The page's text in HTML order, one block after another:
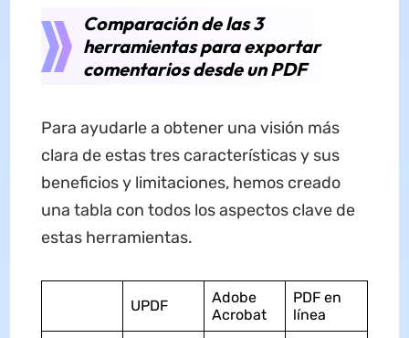
Comparación de las 3
herramientas para exportar
comentarios desde un PDF
Para ayudarle a obtener una visión más
clara de estas tres características y sus
beneficios y limitaciones, hemos creado
una tabla con todos los aspectos clave de
estas herramientas.
UPDF
Adobe
Acrobat
PDF en
línea